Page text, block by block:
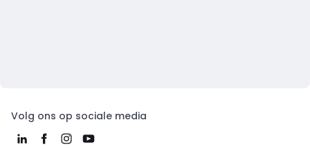
Volg ons op sociale media